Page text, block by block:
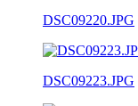
DSC09220.JPG
DSC09223.JPG